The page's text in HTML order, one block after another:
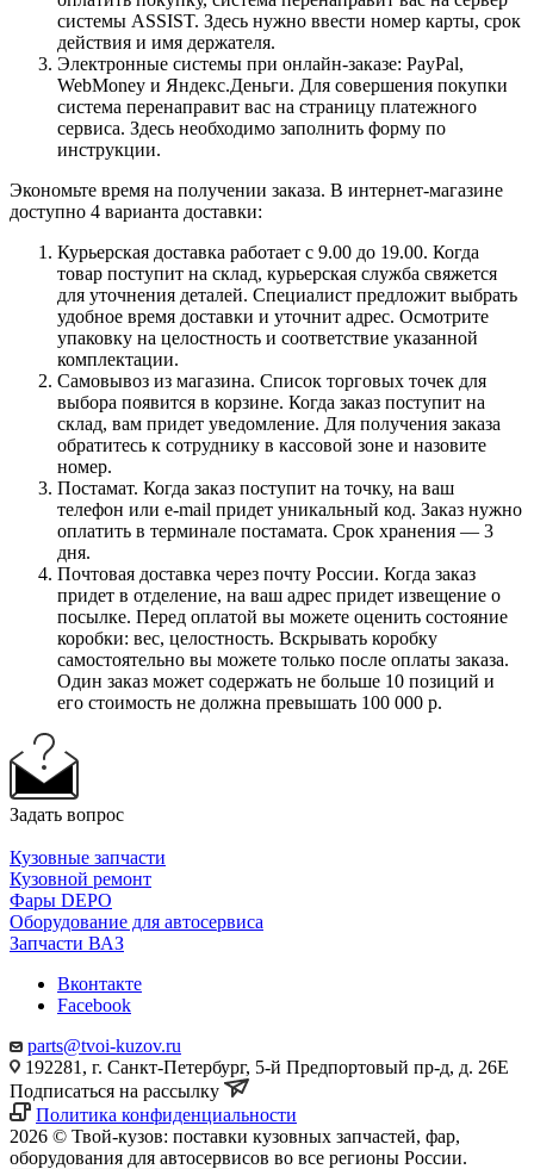
системы ASSIST. Здесь нужно ввести номер карты, срок
действия и имя держателя.
Электронные системы при онлайн-заказе: PayPal,
WebMoney и Яндекс.Деньги. Для совершения покупки
система перенаправит вас на страницу платежного
сервиса. Здесь необходимо заполнить форму по
инструкции.
Экономьте время на получении заказа. В интернет-магазине
доступно 4 варианта доставки:
Курьерская доставка работает с 9.00 до 19.00. Когда
товар поступит на склад, курьерская служба свяжется
для уточнения деталей. Специалист предложит выбрать
удобное время доставки и уточнит адрес. Осмотрите
упаковку на целостность и соответствие указанной
комплектации.
Самовывоз из магазина. Список торговых точек для
выбора появится в корзине. Когда заказ поступит на
склад, вам придет уведомление. Для получения заказа
обратитесь к сотруднику в кассовой зоне и назовите
номер.
Постамат. Когда заказ поступит на точку, на ваш
телефон или e-mail придет уникальный код. Заказ нужно
оплатить в терминале постамата. Срок хранения — 3
дня.
Почтовая доставка через почту России. Когда заказ
придет в отделение, на ваш адрес придет извещение о
посылке. Перед оплатой вы можете оценить состояние
коробки: вес, целостность. Вскрывать коробку
самостоятельно вы можете только после оплаты заказа.
Один заказ может содержать не больше 10 позиций и
его стоимость не должна превышать 100 000 р.
Задать вопрос
Кузовные запчасти
Кузовной ремонт
Фары DEPO
Оборудование для автосервиса
Запчасти ВАЗ
Вконтакте
Facebook
parts@tvoi-kuzov.ru
192281, г. Санкт-Петербург, 5-й Предпортовый пр-д, д. 26Е
Подписаться на рассылку
Политика конфиденциальности
2026 © Твой-кузов: поставки кузовных запчастей, фар,
оборудования для автосервисов во все регионы России.